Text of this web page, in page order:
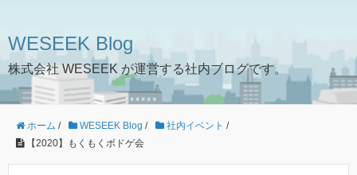
WESEEK Blog
株式会社 WESEEK が運営する社内ブログです。
ホーム / WESEEK Blog / 社内イベント /
【2020】もくもくボドゲ会